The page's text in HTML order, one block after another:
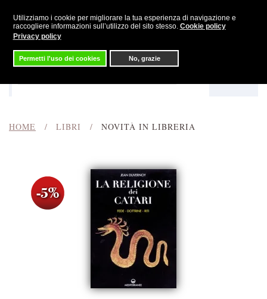
Utilizziamo i cookie per migliorare la tua esperienza di navigazione e
raccogliere informazioni sull’utilizzo del sito stesso. Cookie policy
Privacy policy
Permetti l'uso dei cookies No, grazie
Skip to main content
HOME LIBRI NOVITÀ IN LIBRERIA